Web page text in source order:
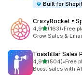
Built for
CrazyRocket •
4,9de 5 estrelas
(163)
163 total de•Free
Grow Sales &
ToastiBar Sales
4,9de 5 estrelas
(504)
504 total de•Free
Boost sales with